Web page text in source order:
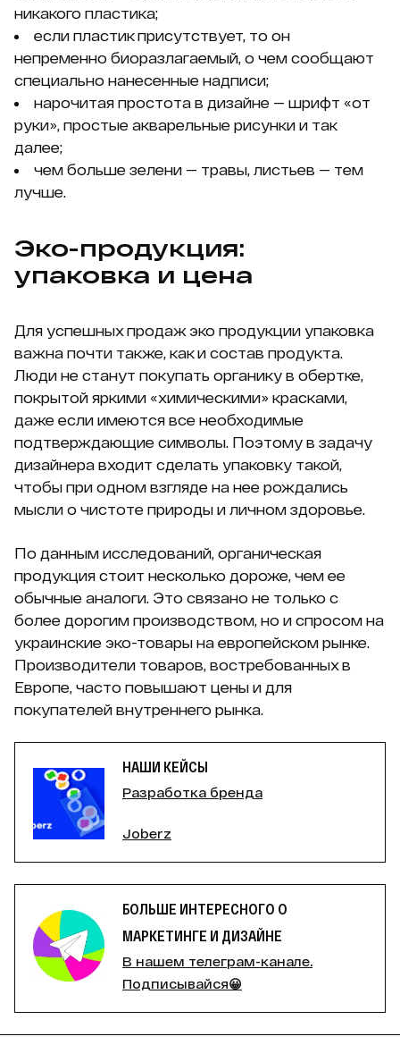
никакого пластика;
если пластик присутствует, то он
непременно биоразлагаемый, о чем сообщают
специально нанесенные надписи;
нарочитая простота в дизайне — шрифт «от
руки», простые акварельные рисунки и так
далее;
чем больше зелени — травы, листьев — тем
лучше.
Эко-продукция:
упаковка и цена
Для успешных продаж эко продукции упаковка
важна почти также, как и состав продукта.
Люди не станут покупать органику в обертке,
покрытой яркими «химическими» красками,
даже если имеются все необходимые
подтверждающие символы. Поэтому в задачу
дизайнера входит сделать упаковку такой,
чтобы при одном взгляде на нее рождались
мысли о чистоте природы и личном здоровье.
По данным исследований, органическая
продукция стоит несколько дороже, чем ее
обычные аналоги. Это связано не только с
более дорогим производством, но и спросом на
украинские эко-товары на европейском рынке.
Производители товаров, востребованных в
Европе, часто повышают цены и для
покупателей внутреннего рынка.
НАШИ КЕЙСЫ
Разработка бренда
Joberz
БОЛЬШЕ ИНТЕРЕСНОГО О
МАРКЕТИНГЕ И ДИЗАЙНЕ
В нашем телеграм-канале.
Подписывайся😀